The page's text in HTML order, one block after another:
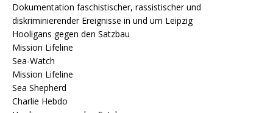
Dokumentation faschistischer, rassistischer und
diskriminierender Ereignisse in und um Leipzig
Hooligans gegen den Satzbau
Mission Lifeline
Sea-Watch
Mission Lifeline
Sea Shepherd
Charlie Hebdo